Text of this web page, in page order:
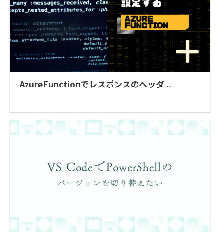
AzureFunctionでレスポンスのヘッダ...